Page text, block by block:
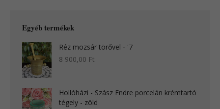
Egyéb termékek
Réz mozsár törővel - '7
8 900,00 Ft
Hollóházi - Szász Endre porcelán krémtartó
tégely - zöld